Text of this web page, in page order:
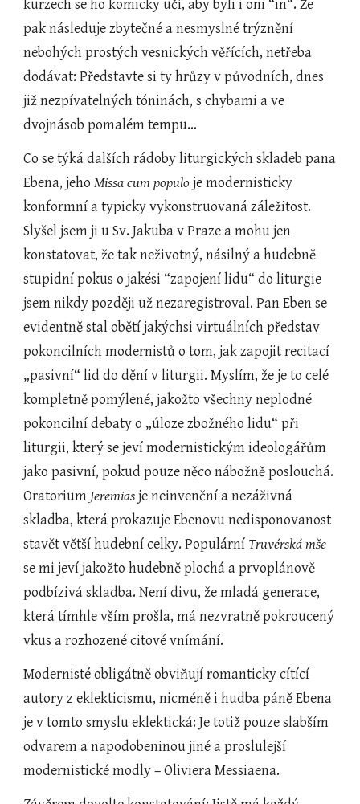
kurzech se ho komicky učí, aby byli i oni “in“. Že
pak následuje zbytečné a nesmyslné trýznění
nebohých prostých vesnických věřících, netřeba
dodávat: Představte si ty hrůzy v původních, dnes
již nezpívatelných tóninách, s chybami a ve
dvojnásob pomalém tempu…
Co se týká dalších rádoby liturgických skladeb pana
Ebena, jeho Missa cum populo je modernisticky
konformní a typicky vykonstruovaná záležitost.
Slyšel jsem ji u Sv. Jakuba v Praze a mohu jen
konstatovat, že tak neživotný, násilný a hudebně
stupidní pokus o jakési “zapojení lidu“ do liturgie
jsem nikdy později už nezaregistroval. Pan Eben se
evidentně stal obětí jakýchsi virtuálních představ
pokoncilních modernistů o tom, jak zapojit recitací
„pasivní“ lid do dění v liturgii. Myslím, že je to celé
kompletně pomýlené, jakožto všechny neplodné
pokoncilní debaty o „úloze zbožného lidu“ při
liturgii, který se jeví modernistickým ideologářům
jako pasivní, pokud pouze něco nábožně poslouchá.
Oratorium Jeremias je neinvenční a nezáživná
skladba, která prokazuje Ebenovu nedisponovanost
stavět větší hudební celky. Populární Truvérská mše
se mi jeví jakožto hudebně plochá a prvoplánově
podbízivá skladba. Není divu, že mladá generace,
která tímhle vším prošla, má nezvratně pokroucený
vkus a rozhozené citové vnímání.
Modernisté obligátně obviňují romanticky cítící
autory z eklekticismu, nicméně i hudba páně Ebena
je v tomto smyslu eklektická: Je totiž pouze slabším
odvarem a napodobeninou jiné a proslulejší
modernistické modly – Oliviera Messiaena.